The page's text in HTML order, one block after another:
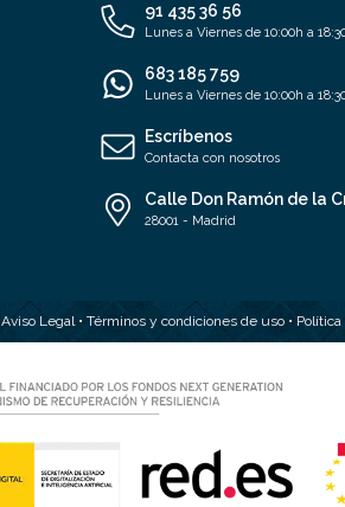
91 435 36 56
Lunes a Viernes de 10:00h a
683 185 759
Lunes a Viernes de 10:00h a
Escríbenos
Contacta con nosotros
Calle Don Ramón de la
28001 - Madrid
Aviso Legal • Términos y condiciones de uso•